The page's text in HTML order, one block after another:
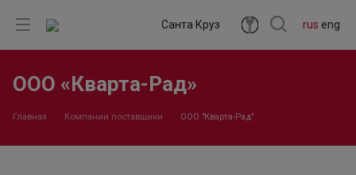
rus eng
Санта Круз
ООО «Кварта-Рад»
Главная Компании поставщики ООО "Кварта-Рад"